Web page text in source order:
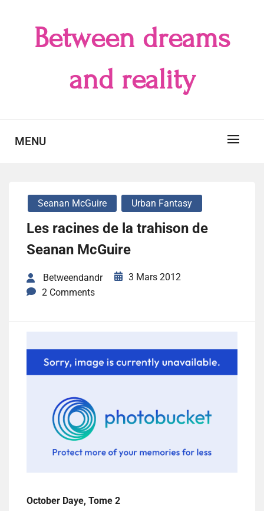
Between dreams
and reality
MENU
Seanan McGuire Urban Fantasy
Les racines de la trahison de
Seanan McGuire
Betweendandr
3 Mars 2012
2 Comments
October Daye, Tome 2